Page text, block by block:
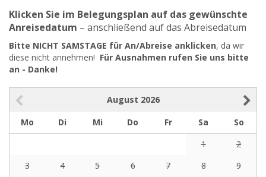
Klicken Sie im Belegungsplan auf das gewünschte
Anreisedatum – anschließend auf das Abreisedatum
Bitte NICHT SAMSTAGE für An/Abreise anklicken, da wir
diese nicht annehmen! Für Ausnahmen rufen Sie uns bitte
an - Danke!
August 2026
Mo
Di Mi Do Fr Sa
So
1
2
3
4 5 6 7 8
9